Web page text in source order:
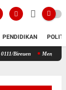
PENDIDIKAN
Menjemput Semangat